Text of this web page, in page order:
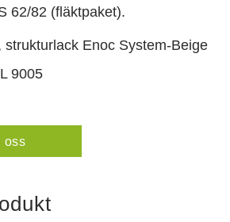
62/82 (fläktpaket).
strukturlack Enoc System-Beige
9005
oss